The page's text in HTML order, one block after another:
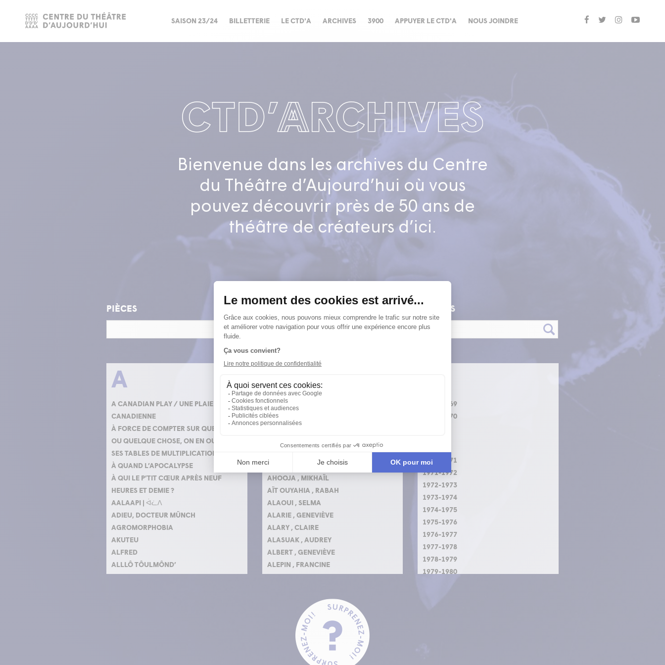
SAISON 23/24 BILLETTERIE LE CTD'A ARCHIVES 3900 APPUYER LE CTD'A NOUS JOINDRE
Bienvenue dans les archives du Centre
du Théâtre d’Aujourd’hui où vous
pouvez découvrir près de 50 ans de
théâtre de créateurs d’ici.
PIÈCES
A
A CANADIAN PLAY / UNE PLAIE
CANADIENNE
À FORCE DE COMPTER SUR QUELQU’UN
OU QUELQUE CHOSE, ON EN OUBLIE
SES TABLES DE MULTIPLICATION
À QUAND L’APOCALYPSE
À QUI LE P’TIT CŒUR APRÈS NEUF
HEURES ET DEMIE ?
AALAAPI | ᐋᓛᐱ
ADIEU, DOCTEUR MÜNCH
AGROMORPHOBIA
AKUTEU
ALFRED
ALLLÔ TÔULMÔND’
ANKY OU LA FUITE
ARTISTES
A
ACCOLAS , CLAUDE
ADAM , MARIE-JOHANNE
ADRIEN , PHILIPPE
AGOUMI , SID AHMED
AHMELS , INGO
AHOOJA , MIKHAÏL
AÏT OUYAHIA , RABAH
ALAOUI , SELMA
ALARIE , GENEVIÈVE
ALARY , CLAIRE
ALASUAK , AUDREY
ALBERT , GENEVIÈVE
ALEPIN , FRANCINE
ALIE , CARMEN
ALLARD , CATHERINE
ALLEN , JUDITH
AMIOT , PIERRETTE
AMONI , EMMANUELLE
AMYOT , MAGALIE
AMYOT , YVES
SAISONS
1968-1969
1969-1970
1970-1971
1971-1972
1972-1973
1973-1974
1974-1975
1975-1976
1976-1977
1977-1978
1978-1979
1979-1980